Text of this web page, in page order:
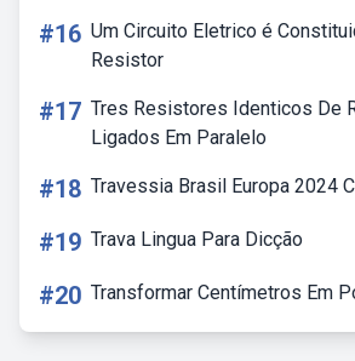
#16 Um Circuito Eletrico é
Resistor
#17 Tres Resistores Identicos De
Ligados Em Paralelo
#18 Travessia Brasil Europa 2024
#19 Trava Lingua Para Dicção
#20 Transformar Centímetros Em